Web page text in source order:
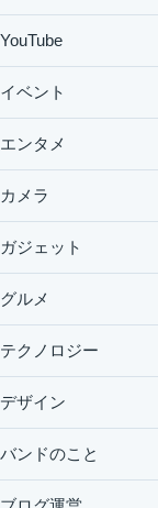
YouTube
イベント
エンタメ
カメラ
ガジェット
グルメ
テクノロジー
デザイン
バンドのこと